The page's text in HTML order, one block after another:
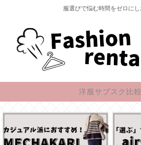
服選びで悩む時間をゼロにし
洋服サブスク比較